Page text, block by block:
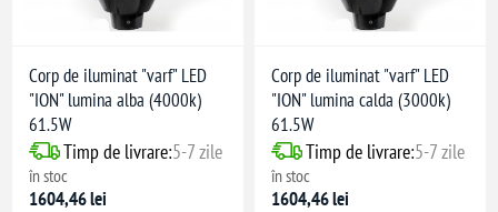
Corp de iluminat "varf" LED
"ION" lumina alba (4000k)
61.5W
Timp de livrare:5-7 zile
în stoc
1604,46 lei
Corp de iluminat "varf" LED
"ION" lumina calda (3000k)
61.5W
Timp de livrare:5-7 zile
în stoc
1604,46 lei